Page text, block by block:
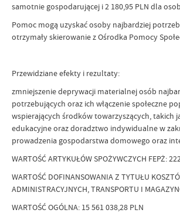
samotnie gospodarującej i 2 180,95 PLN dla
Pomoc mogą uzyskać osoby najbardziej
otrzymały skierowanie z Ośrodka Pomocy
Przewidziane efekty i rezultaty:
zmniejszenie deprywacji materialnej osób
potrzebujących oraz ich włączenie społeczne
wspierających środków towarzyszących, takich
edukacyjne oraz doradztwo indywidualne w
prowadzenia gospodarstwa domowego oraz
WARTOŚĆ ARTYKUŁÓW SPOŻYWCZYCH FEPŻ:
WARTOŚĆ DOFINANSOWANIA Z TYTUŁU
ADMINISTRACYJNYCH, TRANSPORTU I
WARTOŚĆ OGÓLNA: 15 561 038,28 PLN